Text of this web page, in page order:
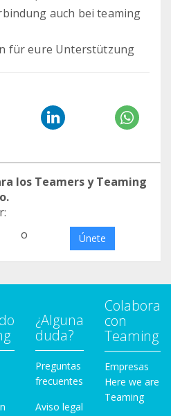
auch bei teaming
für eure Unterstützung
los Teamers y Teaming
o Únete
¿Alguna
duda?
Preguntas
frecuentes
Aviso legal
Colabora
con
Teaming
Empresas
Here we are
Teaming